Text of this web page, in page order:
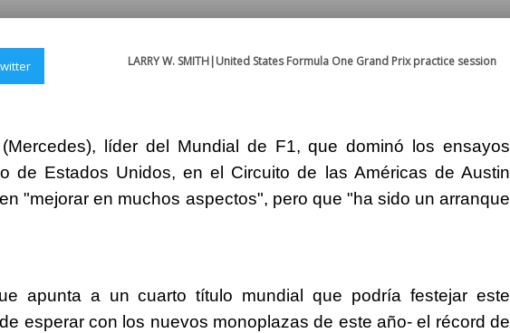
LARRY W. SMITH|United States Formula One Grand Prix practice session
líder del Mundial de F1, que dominó los ensayos
de Estados Unidos, en el Circuito de las Américas de Austin
"mejorar en muchos aspectos", pero que "ha sido un arranque
apunta a un cuarto título mundial que podría festejar este
esperar con los nuevos monoplazas de este año- el récord de